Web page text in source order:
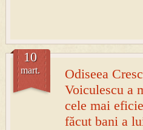
Odiseea
Voiculescu a
cele mai
făcut bani a
10
mart.